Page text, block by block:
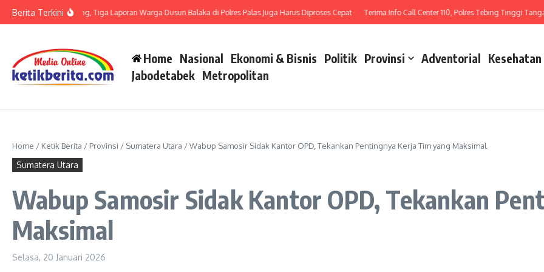
Berita Terkini
di Polsek Barteng, Tiga Laporan Warga Dusun Balaka di Polres Palas Juga Harus Diproses Cepat Terima Info Call Center 110, Polres Tebing Tinggi Tangani
Home Nasional Ekonomi & Bisnis Politik Provinsi Adventorial Kesehatan
Jabodetabek Metropolitan
Home / Ketik Berita / Provinsi / Sumatera Utara /Wabup Samosir Sidak Kantor OPD, Tekankan Pentingnya Kerja Tim yang Maksimal
Sumatera Utara
Wabup Samosir Sidak Kantor OPD, Tekankan
Maksimal
Selasa, 20 Januari 2026